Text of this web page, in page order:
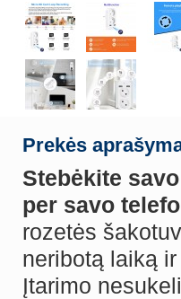
Prekės
Stebėkite
per savo
rozetės
neribotą laiką
Įtarimo